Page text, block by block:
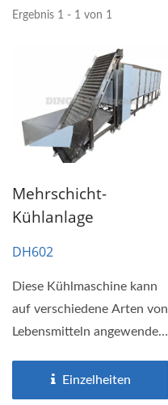
Ergebnis 1 - 1 von 1
Mehrschicht-
Kühlanlage
DH602
Diese Kühlmaschine kann
auf verschiedene Arten von
Lebensmitteln angewendet
Einzelheiten